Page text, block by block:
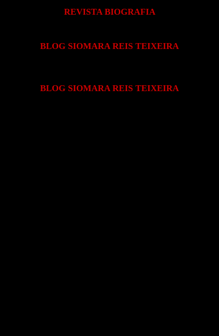
REVISTA BIOGRAFIA
BLOG SIOMARA REIS TEIXEIRA
BLOG SIOMARA REIS TEIXEIRA